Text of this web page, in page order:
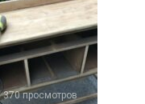
370 просмотров